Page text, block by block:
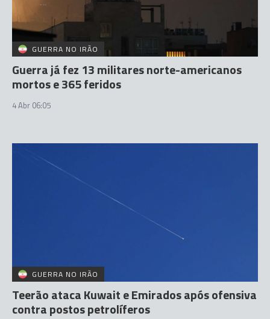
GUERRA NO IRÃO
Guerra já fez 13 militares norte-americanos
mortos e 365 feridos
4 Abr 06:05
GUERRA NO IRÃO
Teerão ataca Kuwait e Emirados após ofensiva
contra postos petrolíferos